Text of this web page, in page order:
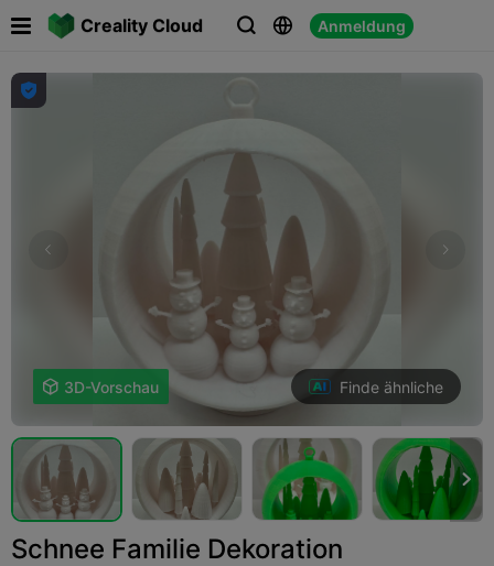
Creality Cloud   Anmeldung
 

 3D-Vorschau Finde ähnliche

Schnee Familie Dekoration